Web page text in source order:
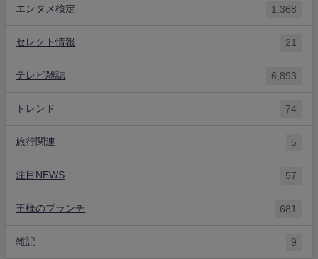
エンタメ検定 1,368
セレクト情報 21
テレビ雑誌 6,893
トレンド 74
旅行関連 5
注目NEWS 57
王様のブランチ 681
雑記 9